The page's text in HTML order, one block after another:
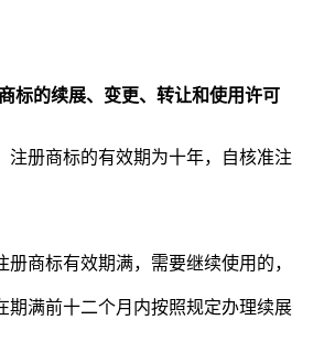
标的续展、变更、转让和使用许可
商标的有效期为十年，自核准注
标有效期满，需要继续使用的，
期满前十二个月内按照规定办理续展